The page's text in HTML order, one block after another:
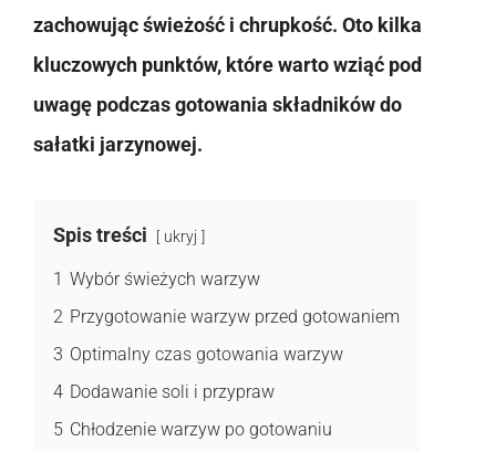
zachowując świeżość i chrupkość. Oto kilka
kluczowych punktów, które warto wziąć pod
uwagę podczas gotowania składników do
sałatki jarzynowej.
Spis treści ukryj
1 Wybór świeżych warzyw
2 Przygotowanie warzyw przed gotowaniem
3 Optimalny czas gotowania warzyw
4 Dodawanie soli i przypraw
5 Chłodzenie warzyw po gotowaniu